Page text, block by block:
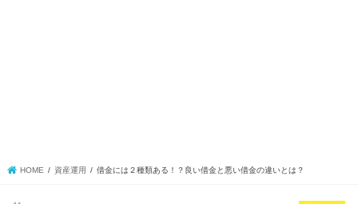
HOME 資産運用 借金には２種類ある！？良い借金と悪い借金の違いとは？